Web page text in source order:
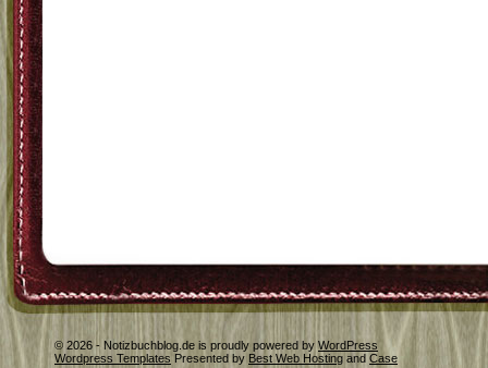
© 2026 - Notizbuchblog.de is proudly powered by WordPress
Wordpress Templates Presented by Best Web Hosting and Case